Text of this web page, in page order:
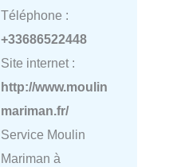
Téléphone :
+33686522448
Site internet :
http://www.moulin
mariman.fr/
Service Moulin
Mariman à